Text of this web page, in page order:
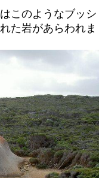
このようなブッシ
た岩があらわれま